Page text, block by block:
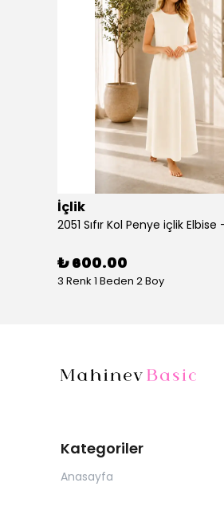
İçlik
2051 Sıfır Kol Penye içlik Elbise
₺ 600.00
3 Renk 1 Beden 2 Boy
Kategoriler
Anasayfa